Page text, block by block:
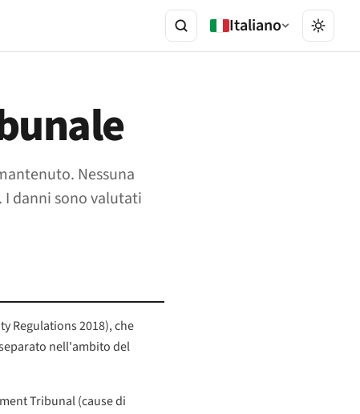
Italiano
Nessuna
I danni sono valutati
Regulations 2018), che
nell'ambito del
Tribunal (cause di